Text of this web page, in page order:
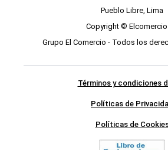
Pueblo Libre, Lima
Copyright ©
Grupo El Comercio - Todos los
Términos y condiciones
Políticas de
Políticas de